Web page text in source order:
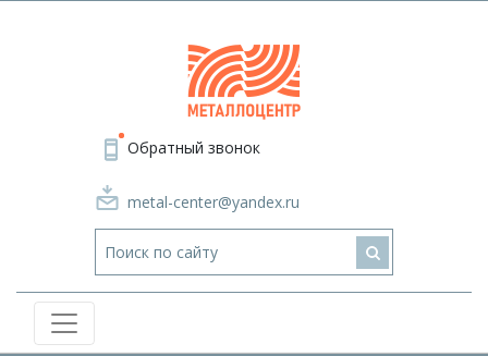
Обратный звонок
metal-center@yandex.ru